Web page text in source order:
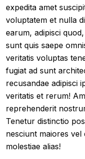
expedita amet
voluptatem et nulla
earum, adipisci
sunt quis saepe
veritatis voluptas
fugiat ad sunt
recusandae adipisci
veritatis et rerum!
reprehenderit
Tenetur distinctio
nesciunt maiores vel
molestiae alias!